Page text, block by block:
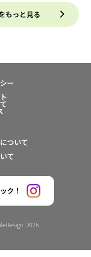
もっと見る
ー
ついて
て
ク！
2026